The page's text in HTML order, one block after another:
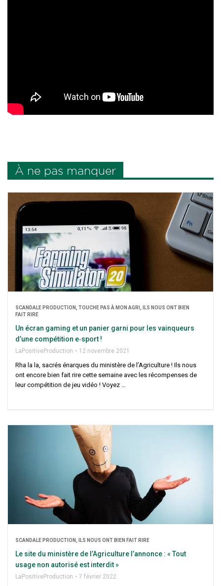
À ne pas manquer
SCAN­DALE PRO­DUC­TION, TOUCHE PAS À MON AGRI, ILS NOUS ONT BIEN
FAIT RIRE
Un écran gaming et un panier gar­ni pour les vain­queurs
d’une com­pé­ti­tion e‑sport !
LaPo­si­ti­ve­Pro­duc­tion 12 novembre 2021
Rha la la, sacrés énarques du minis­tère de l’A­gri­cul­ture ! Ils nous
ont encore bien fait rire cette semaine avec les récom­penses de
leur com­pé­ti­tion de jeu vidéo ! Voyez …
SCAN­DALE PRO­DUC­TION, ILS NOUS ONT BIEN FAIT RIRE
Le site du minis­tère de l’Agriculture l’annonce : « Tout
usage non auto­ri­sé est interdit »
LaPo­si­ti­ve­Pro­duc­tion 7 février 2022